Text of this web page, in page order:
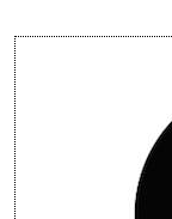
Sidebar